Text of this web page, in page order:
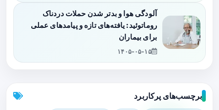
آلودگی هوا و بدتر شدن حملات دردناک
روماتوئید: یافته‌های تازه و پیامدهای عملی
برای بیماران
۱۴۰۵-۰۵-۱۵
برچسب‌های پرکاربرد